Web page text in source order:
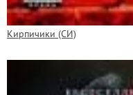
Кирпичики (СИ)